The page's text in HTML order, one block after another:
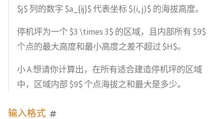
$j$ 列的数字 $a_{ij}$ 代表坐标 $(i, j)$ 的海拔高度。
停机坪为一个 $3 \times 3$ 的区域，且内部所有 $9$
个点的最大高度和最小高度之差不超过 $H$。
小 A 想请你计算出，在所有适合建造停机坪的区域
中，区域内部 $9$ 个点海拔之和最大是多少。
输入格式